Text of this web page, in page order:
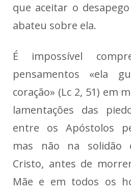
que aceitar o
abateu sobre ela.
É impossível
pensamentos «ela
coração» (Lc 2, 51) em
lamentações das
entre os Apóstolos
mas não na solidão
Cristo, antes de
Mãe e em todos os